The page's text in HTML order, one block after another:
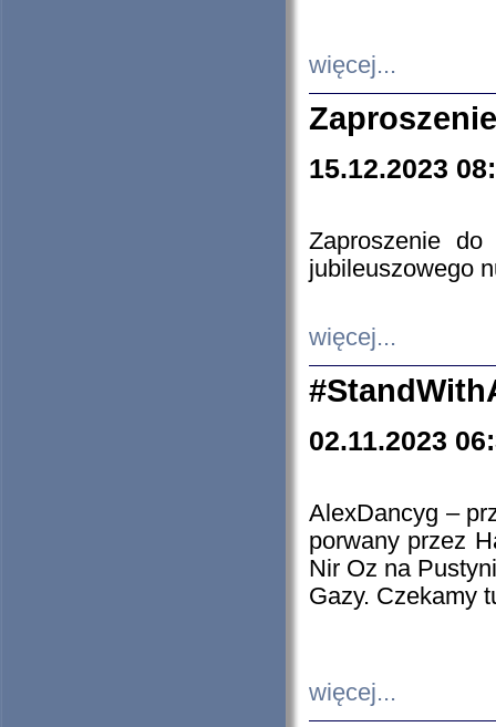
więcej...
15.12.2023
Zaproszenie do
jubileuszowego
więcej...
02.11.2023
AlexDancyg –
porwany przez
Nir Oz na
Gazy. Czekamy
więcej...